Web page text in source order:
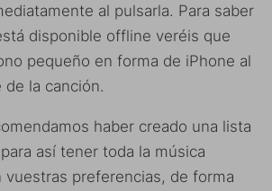
al pulsarla. Para saber
disponible offline veréis que
pequeño en forma de iPhone al
de la canción.
haber creado una lista
así tener toda la música
vuestras preferencias, de forma